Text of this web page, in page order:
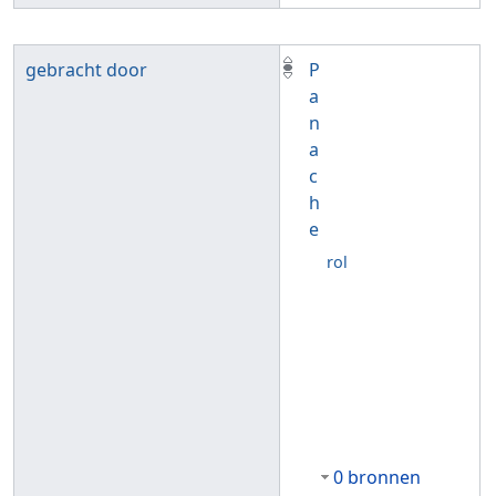
gebracht door
P
a
n
a
c
h
e
rol
0 bronnen